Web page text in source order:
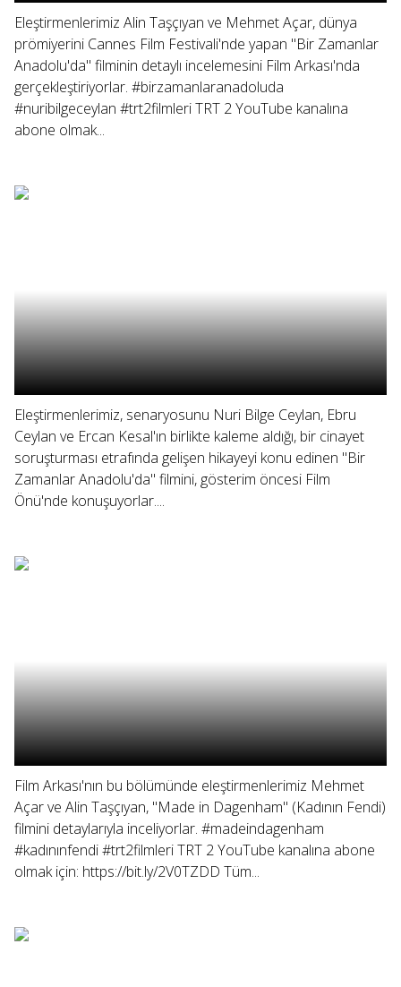
Eleştirmenlerimiz Alin Taşçıyan ve Mehmet Açar, dünya
prömiyerini Cannes Film Festivali'nde yapan "Bir Zamanlar
Anadolu'da" filminin detaylı incelemesini Film Arkası'nda
gerçekleştiriyorlar. #birzamanlaranadoluda
#nuribilgeceylan #trt2filmleri TRT 2 YouTube kanalına
abone olmak...
Eleştirmenlerimiz, senaryosunu Nuri Bilge Ceylan, Ebru
Ceylan ve Ercan Kesal'ın birlikte kaleme aldığı, bir cinayet
soruşturması etrafında gelişen hikayeyi konu edinen "Bir
Zamanlar Anadolu'da" filmini, gösterim öncesi Film
Önü'nde konuşuyorlar....
Film Arkası'nın bu bölümünde eleştirmenlerimiz Mehmet
Açar ve Alin Taşçıyan, "Made in Dagenham" (Kadının Fendi)
filmini detaylarıyla inceliyorlar. #madeindagenham
#kadınınfendi #trt2filmleri TRT 2 YouTube kanalına abone
olmak için: https://bit.ly/2V0TZDD Tüm...